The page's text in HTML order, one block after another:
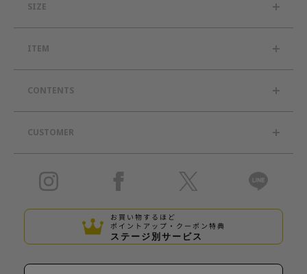
SIZE
ITEM
CONTENTS
CUSTOMER
お買い物するほど
ポイントアップ・クーポン特典
ステージ別サービス